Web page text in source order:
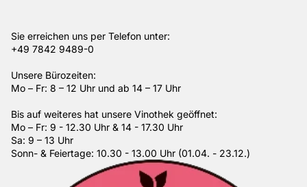
Sie erreichen uns per Telefon unter:
+49 7842 9489-0
Unsere Bürozeiten:
Mo – Fr: 8 – 12 Uhr und ab 14 – 17 Uhr
Bis auf weiteres hat unsere Vinothek geöffnet:
Mo – Fr: 9 - 12.30 Uhr & 14 - 17.30 Uhr
Sa: 9 – 13 Uhr
Sonn- & Feiertage: 10.30 - 13.00 Uhr (01.04. - 23.12.)